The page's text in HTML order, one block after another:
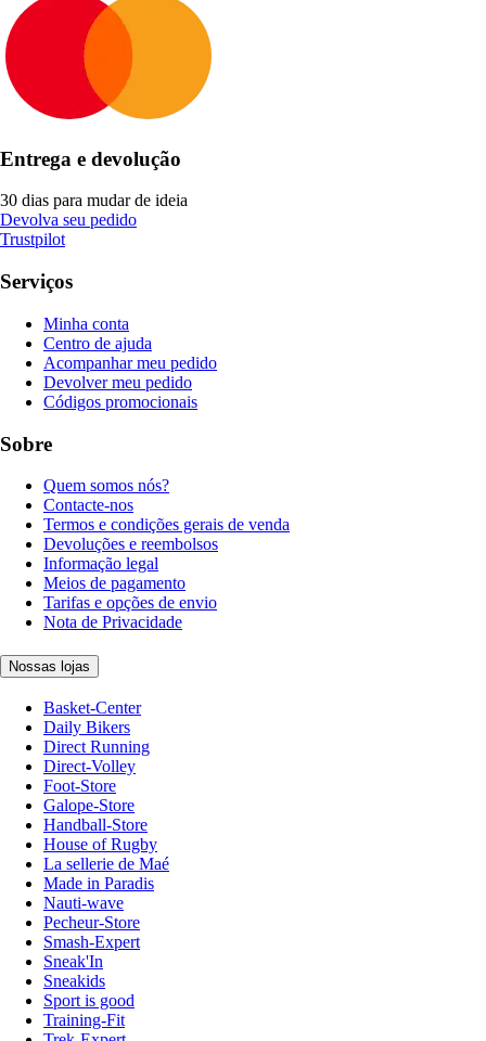
Entrega e devolução
30 dias para mudar de ideia
Devolva seu pedido
Trustpilot
Serviços
Minha conta
Centro de ajuda
Acompanhar meu pedido
Devolver meu pedido
Códigos promocionais
Sobre
Quem somos nós?
Contacte-nos
Termos e condições gerais de venda
Devoluções e reembolsos
Informação legal
Meios de pagamento
Tarifas e opções de envio
Nota de Privacidade
Nossas lojas
Basket-Center
Daily Bikers
Direct Running
Direct-Volley
Foot-Store
Galope-Store
Handball-Store
House of Rugby
La sellerie de Maé
Made in Paradis
Nauti-wave
Pecheur-Store
Smash-Expert
Sneak'In
Sneakids
Sport is good
Training-Fit